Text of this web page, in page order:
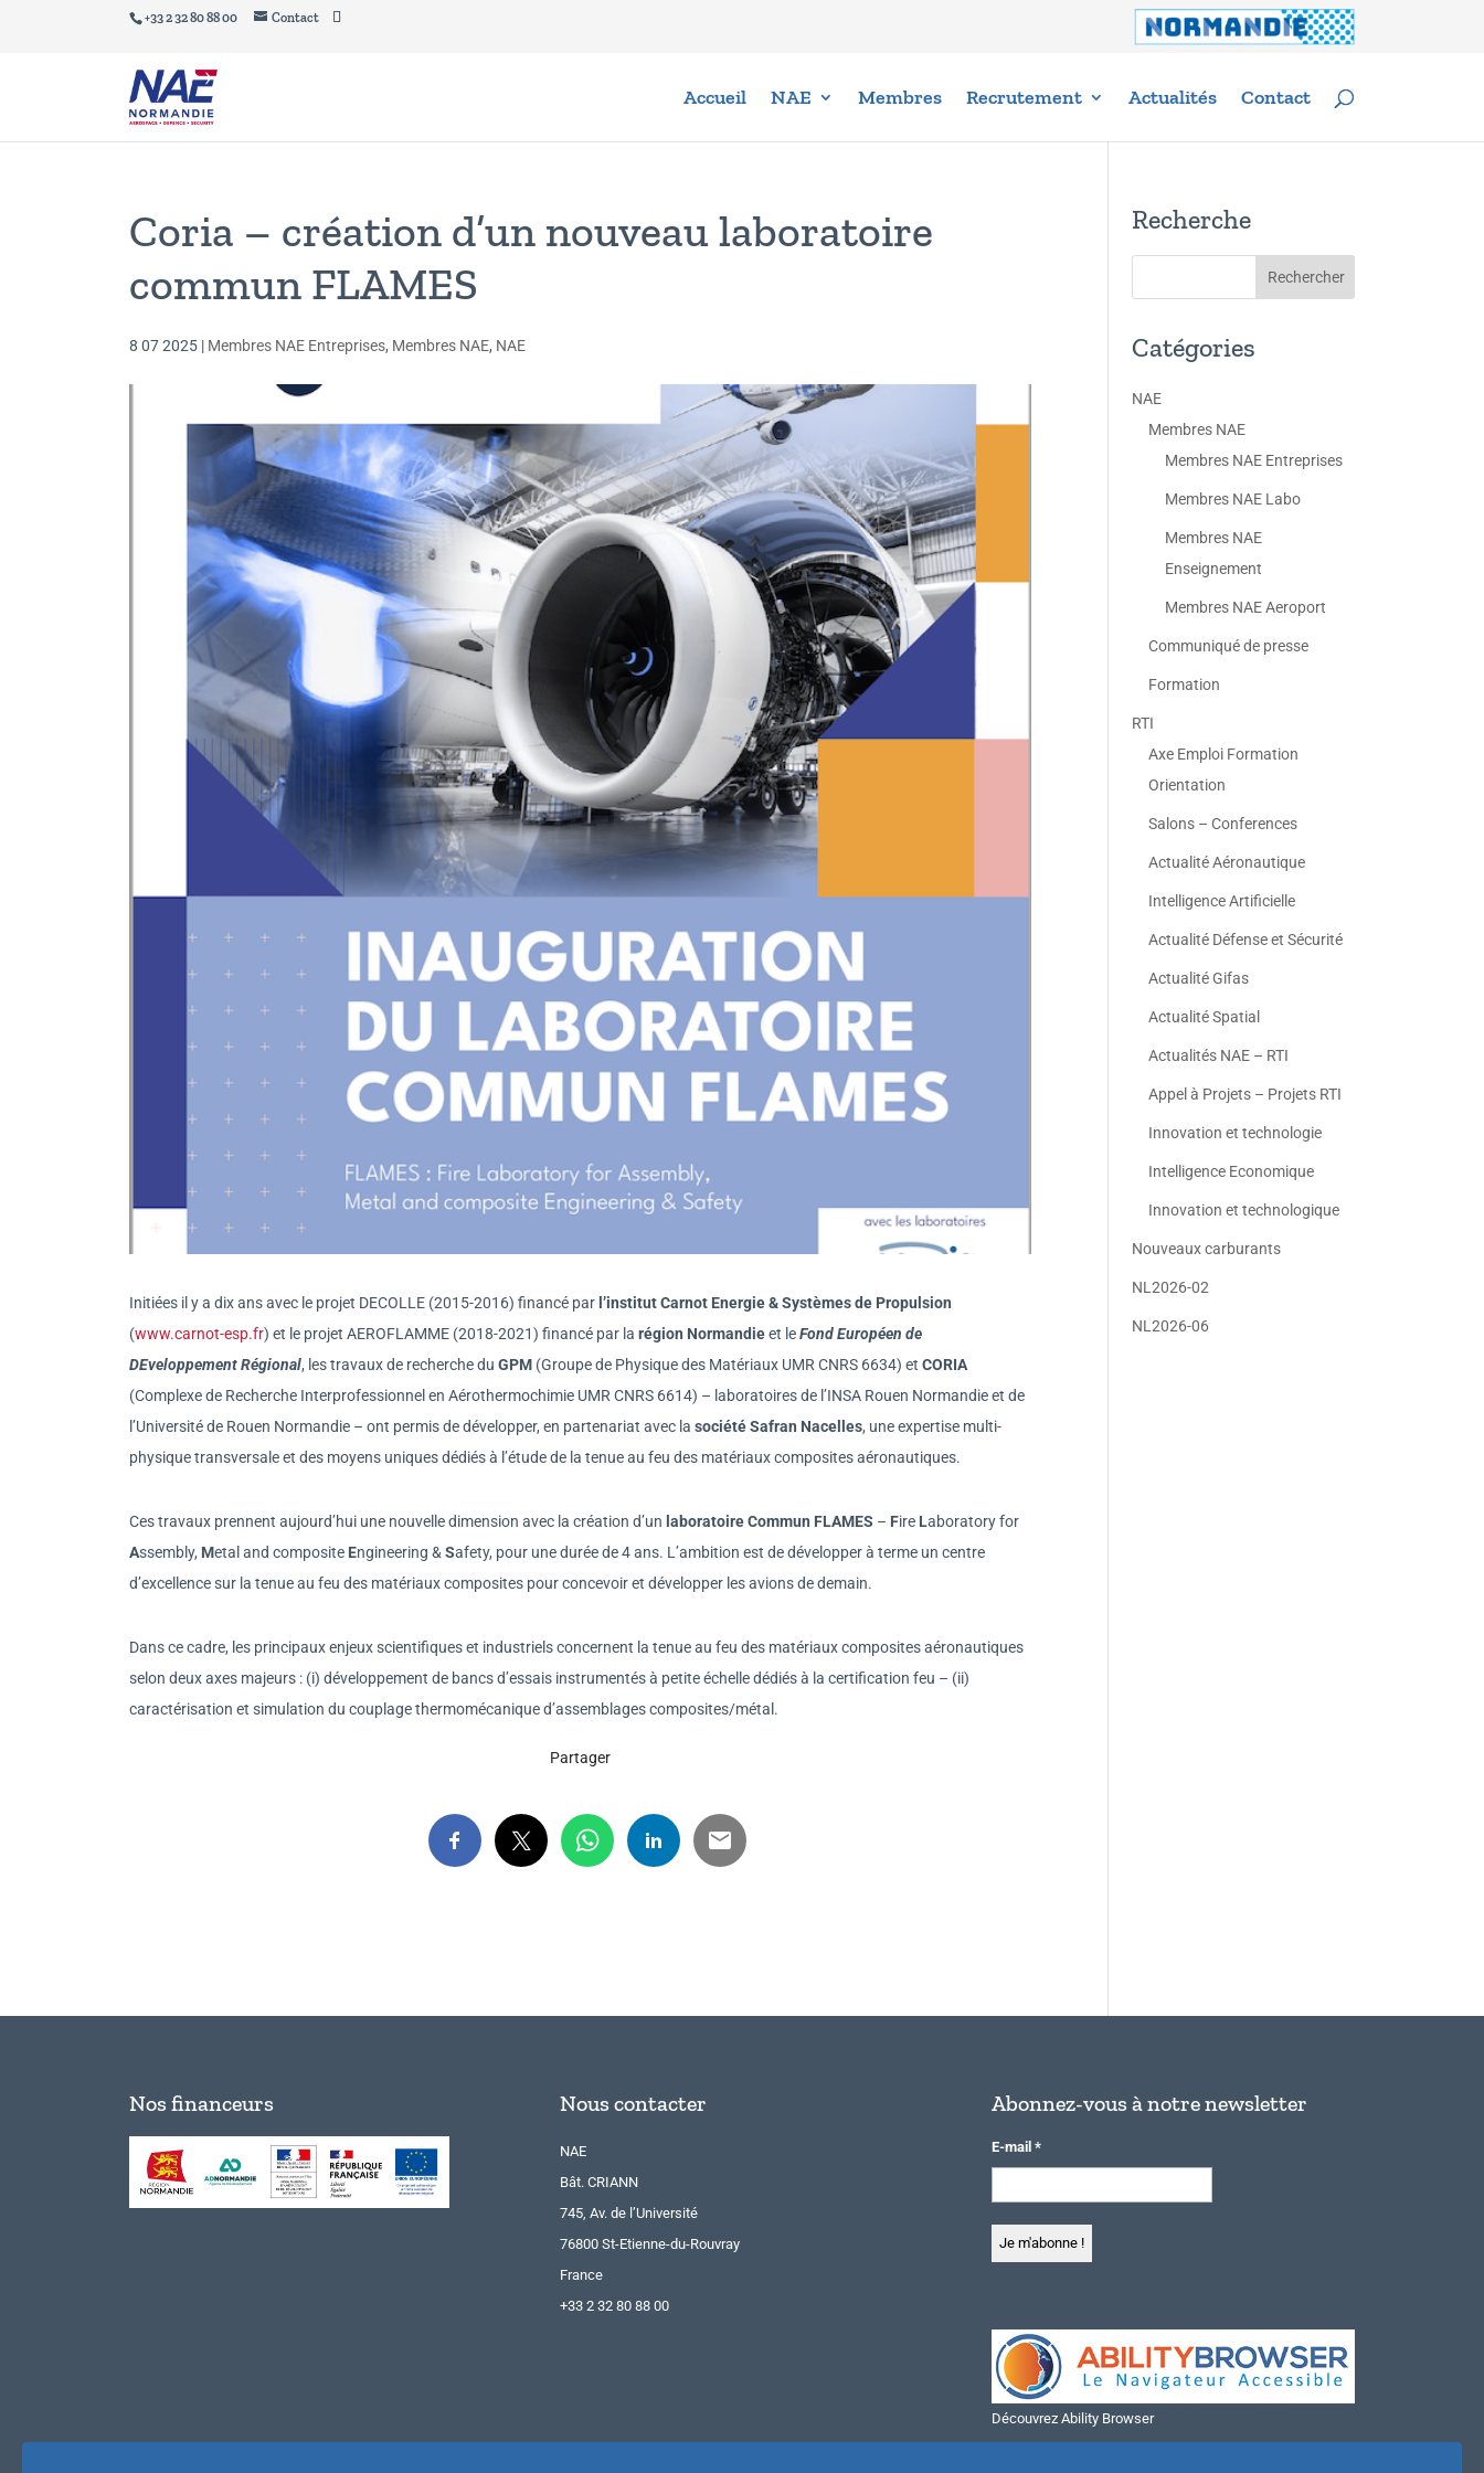
+33 2 32 80 88 00 Contact
Accueil NAE Membres Recrutement Actualités Contact
Coria – création d’un nouveau laboratoire
commun FLAMES
8 07 2025 | Membres NAE Entreprises, Membres NAE, NAE
Initiées il y a dix ans avec le projet DECOLLE (2015-2016) financé par l’institut Carnot Energie & Systèmes de Propulsion
(www.carnot-esp.fr) et le projet AEROFLAMME (2018-2021) financé par la région Normandieet leFond Européen de
DEveloppement Régional, les travaux de recherche du GPM (Groupe de Physique des Matériaux UMR CNRS 6634) et CORIA
(Complexe de Recherche Interprofessionnel en Aérothermochimie UMR CNRS 6614) – laboratoires de l’INSA Rouen Normandie et de
l’Université de Rouen Normandie – ont permis de développer, en partenariat avec la société Safran Nacelles, une expertise multi-
physique transversale et des moyens uniques dédiés à l’étude de la tenue au feu des matériaux composites aéronautiques.
Ces travaux prennent aujourd’hui une nouvelle dimension avec la création d’un laboratoire Commun FLAMES – Fire Laboratory for
Assembly, Metal and composite Engineering & Safety, pour une durée de 4 ans. L’ambition est de développer à terme un centre
d’excellence sur la tenue au feu des matériaux composites pour concevoir et développer les avions de demain.
Dans ce cadre, les principaux enjeux scientifiques et industriels concernent la tenue au feu des matériaux composites aéronautiques
selon deux axes majeurs : (i) développement de bancs d’essais instrumentés à petite échelle dédiés à la certification feu – (ii)
caractérisation et simulation du couplage thermomécanique d’assemblages composites/métal.
Partager
Recherche
Catégories
NAE
Membres NAE
Membres NAE Entreprises
Membres NAE Labo
Membres NAE
Enseignement
Membres NAE Aeroport
Communiqué de presse
Formation
RTI
Axe Emploi Formation
Orientation
Salons – Conferences
Actualité Aéronautique
Intelligence Artificielle
Actualité Défense et Sécurité
Actualité Gifas
Actualité Spatial
Actualités NAE – RTI
Appel à Projets – Projets RTI
Innovation et technologie
Intelligence Economique
Innovation et technologique
Nouveaux carburants
NL2026-02
NL2026-06
Nos financeurs Nous contacter
NAE
Bât. CRIANN
745, Av. de l’Université
76800 St-Etienne-du-Rouvray
France
+33 2 32 80 88 00
Abonnez-vous à notre newsletter
E-mail *
Découvrez Ability Browser